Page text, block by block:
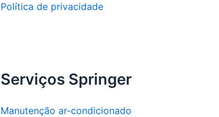
Política de privacidade
Serviços Springer
Manutenção ar-condicionado